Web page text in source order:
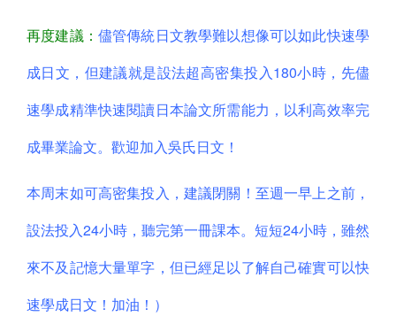
再度建議： 儘管傳統日文教學難以想像可以如此快速學
成日文，但建議就是設法超高密集投入180小時，先儘
速學成精準快速閱讀日本論文所需能力，以利高效率完
成畢業論文。歡迎加入吳氏日文！
本周末如可高密集投入，建議閉關！至週一早上之前，
設法投入24小時，聽完第一冊課本。短短24小時，雖然
來不及記憶大量單字，但已經足以了解自己確實可以快
速學成日文！加油！）